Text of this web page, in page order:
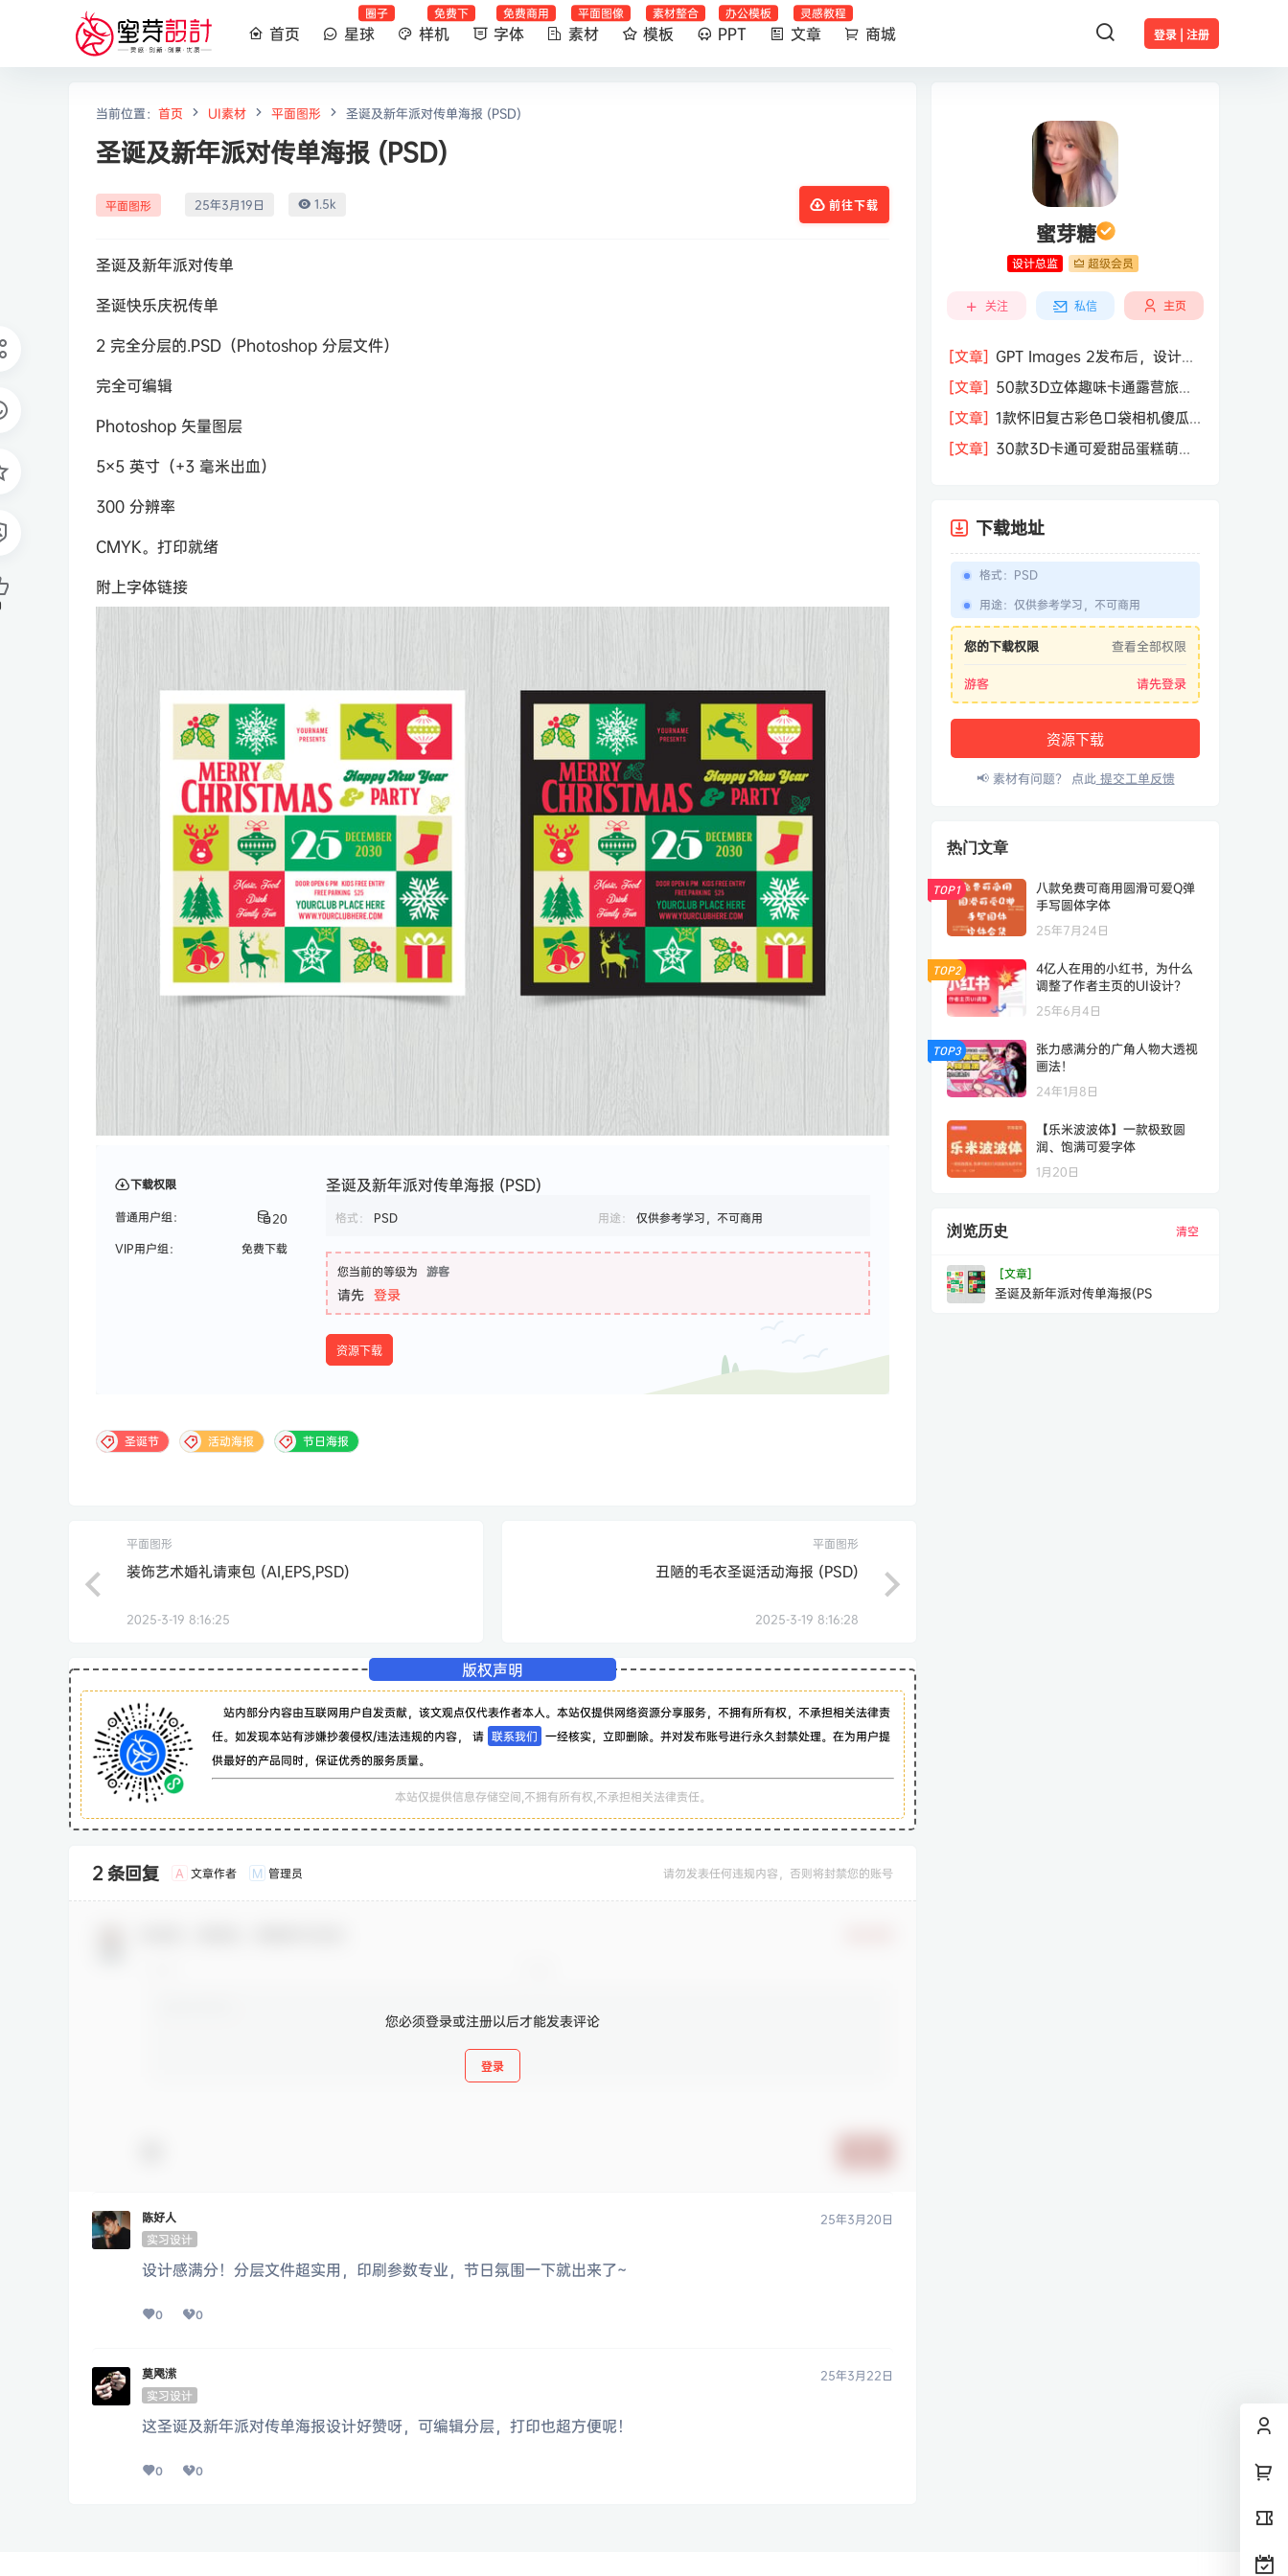
登录 | 注册
首页 星球
圈子
样机
免费下
字体
免费商用
素材
平面图像
模板
素材整合
PPT
办公模板
文章
灵感教程
商城
当前位置： 首页 UI素材 平面图形 圣诞及新年派对传单海报 (PSD)
圣诞及新年派对传单海报 (PSD)
平面图形 25年3月19日 1.5k 前往下载
圣诞及新年派对传单
圣诞快乐庆祝传单
2 完全分层的.PSD（Photoshop 分层文件）
完全可编辑
Photoshop 矢量图层
5×5 英寸（+3 毫米出血）
300 分辨率
CMYK。打印就绪
附上字体链接
下载权限
普通用户组：
20
VIP用户组：
免费下载
圣诞及新年派对传单海报 (PSD)
格式： PSD 用途： 仅供参考学习，不可商用
您当前的等级为 游客
请先 登录
资源下载
圣诞节 活动海报 节日海报
平面图形
装饰艺术婚礼请柬包 (AI,EPS,PSD)
2025-3-19 8:16:25
平面图形
丑陋的毛衣圣诞活动海报 (PSD)
2025-3-19 8:16:28
版权声明
站内部分内容由互联网用户自发贡献，该文观点仅代表作者本人。本站仅提供网络资源分享服务，不拥有所有权，不承担相关法律责
任。如发现本站有涉嫌抄袭侵权/违法违规的内容， 请 联系我们 一经核实，立即删除。并对发布账号进行永久封禁处理。在为用户提
供最好的产品同时，保证优秀的服务质量。
本站仅提供信息存储空间,不拥有所有权,不承担相关法律责任。
2 条回复 A 文章作者 M 管理员 请勿发表任何违规内容，否则将封禁您的账号
您必须登录或注册以后才能发表评论
登录
陈好人
实习设计
25年3月20日
设计感满分！分层文件超实用，印刷参数专业，节日氛围一下就出来了~
0 0
莫飔潆
实习设计
25年3月22日
这圣诞及新年派对传单海报设计好赞呀，可编辑分层，打印也超方便呢！
0 0
蜜芽糖
设计总监 超级会员
关注 私信 主页
[文章] GPT Images 2发布后，设计行
业的天真的塌了？
[文章] 50款3D立体趣味卡通露营旅行
度假旅游装备插图插画PNG免抠图片素
材图
[文章] 1款怀旧复古彩色口袋相机傻瓜
相机屏幕模型PSD模板样机效果图素材
[文章] 30款3D卡通可爱甜品蛋糕萌趣
下载地址
格式： PSD
用途： 仅供参考学习，不可商用
您的下载权限 查看全部权限
游客 请先登录
资源下载
📢 素材有问题？ 点此提交工单反馈
热门文章
TOP1
八款免费可商用圆滑可爱Q弹
手写圆体字体
25年7月24日
TOP2
4亿人在用的小红书，为什么
调整了作者主页的UI设计？
25年6月4日
TOP3
张力感满分的广角人物大透视
画法！
24年1月8日
【乐米波波体】一款极致圆
润、饱满可爱字体
1月20日
浏览历史 清空
[文章]
圣诞及新年派对传单海报(PS